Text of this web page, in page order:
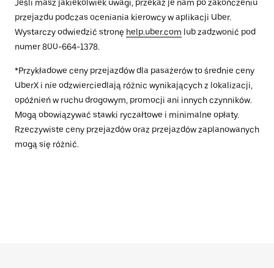
Jeśli masz jakiekolwiek uwagi, przekaż je nam po zakończeniu
przejazdu podczas oceniania kierowcy w aplikacji Uber.
Wystarczy odwiedzić stronę help.uber.com lub zadzwonić pod
numer 800-664-1378.
*Przykładowe ceny przejazdów dla pasażerów to średnie ceny
UberX i nie odzwierciedlają różnic wynikających z lokalizacji,
opóźnień w ruchu drogowym, promocji ani innych czynników.
Mogą obowiązywać stawki ryczałtowe i minimalne opłaty.
Rzeczywiste ceny przejazdów oraz przejazdów zaplanowanych
mogą się różnić.